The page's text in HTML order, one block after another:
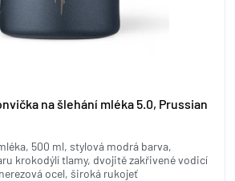
na šlehání mléka 5.0, Prussian
500 ml, stylová modrá barva,
krokodýlí tlamy, dvojitě zakřivené vodicí
ocel, široká rukojeť